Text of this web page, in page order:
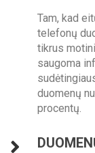
Tam, kad
telefonų
tikrus
saugoma
duomenų
procentų.